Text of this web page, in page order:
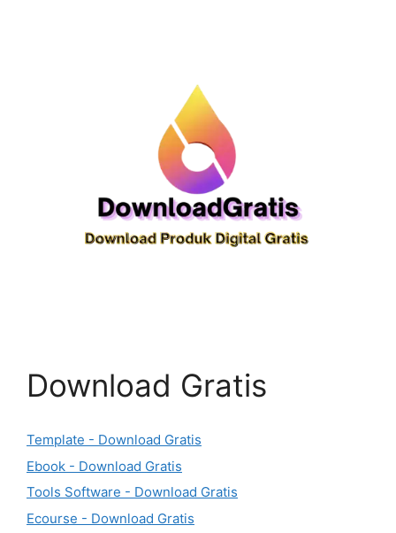
Download Gratis
Template - Download Gratis
Ebook - Download Gratis
Tools Software - Download Gratis
Ecourse - Download Gratis